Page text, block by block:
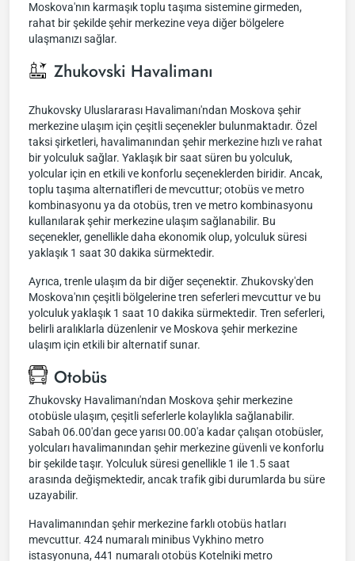
Moskova'nın karmaşık toplu taşıma sistemine girmeden,
rahat bir şekilde şehir merkezine veya diğer bölgelere
ulaşmanızı sağlar.
Zhukovski Havalimanı
Zhukovsky Uluslararası Havalimanı'ndan Moskova şehir
merkezine ulaşım için çeşitli seçenekler bulunmaktadır. Özel
taksi şirketleri, havalimanından şehir merkezine hızlı ve rahat
bir yolculuk sağlar. Yaklaşık bir saat süren bu yolculuk,
yolcular için en etkili ve konforlu seçeneklerden biridir. Ancak,
toplu taşıma alternatifleri de mevcuttur; otobüs ve metro
kombinasyonu ya da otobüs, tren ve metro kombinasyonu
kullanılarak şehir merkezine ulaşım sağlanabilir. Bu
seçenekler, genellikle daha ekonomik olup, yolculuk süresi
yaklaşık 1 saat 30 dakika sürmektedir.
Ayrıca, trenle ulaşım da bir diğer seçenektir. Zhukovsky'den
Moskova'nın çeşitli bölgelerine tren seferleri mevcuttur ve bu
yolculuk yaklaşık 1 saat 10 dakika sürmektedir. Tren seferleri,
belirli aralıklarla düzenlenir ve Moskova şehir merkezine
ulaşım için etkili bir alternatif sunar.
Otobüs
Zhukovsky Havalimanı'ndan Moskova şehir merkezine
otobüsle ulaşım, çeşitli seferlerle kolaylıkla sağlanabilir.
Sabah 06.00'dan gece yarısı 00.00'a kadar çalışan otobüsler,
yolcuları havalimanından şehir merkezine güvenli ve konforlu
bir şekilde taşır. Yolculuk süresi genellikle 1 ile 1.5 saat
arasında değişmektedir, ancak trafik gibi durumlarda bu süre
uzayabilir.
Havalimanından şehir merkezine farklı otobüs hatları
mevcuttur. 424 numaralı minibus Vykhino metro
istasyonuna, 441 numaralı otobüs Kotelniki metro